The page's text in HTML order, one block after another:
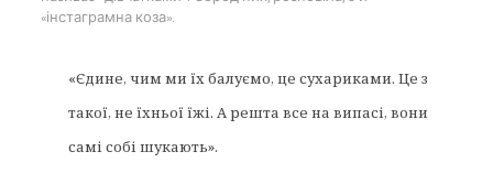
«інстаграмна коза».
«Єдине, чим ми їх балуємо, це сухариками. Це з
такої, не їхньої їжі. А решта все на випасі, вони
самі собі шукають».